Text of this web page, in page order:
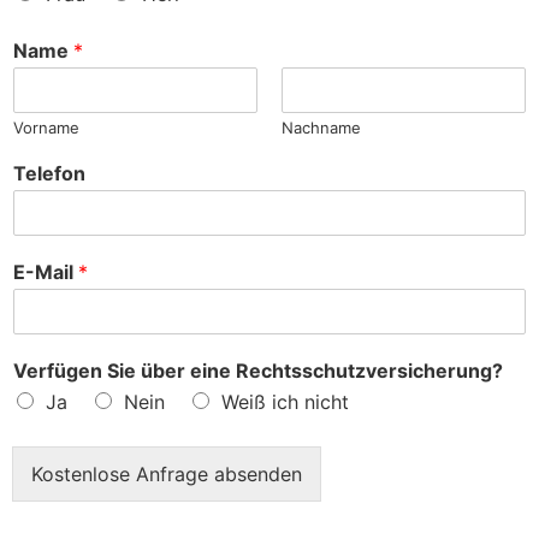
c
e
Name *
Vorname Nachname
Telefon
E-Mail *
Verfügen Sie über eine Rechtsschutzversicherung?
Ja
Nein Weiß ich nicht
Kostenlose Anfrage absenden